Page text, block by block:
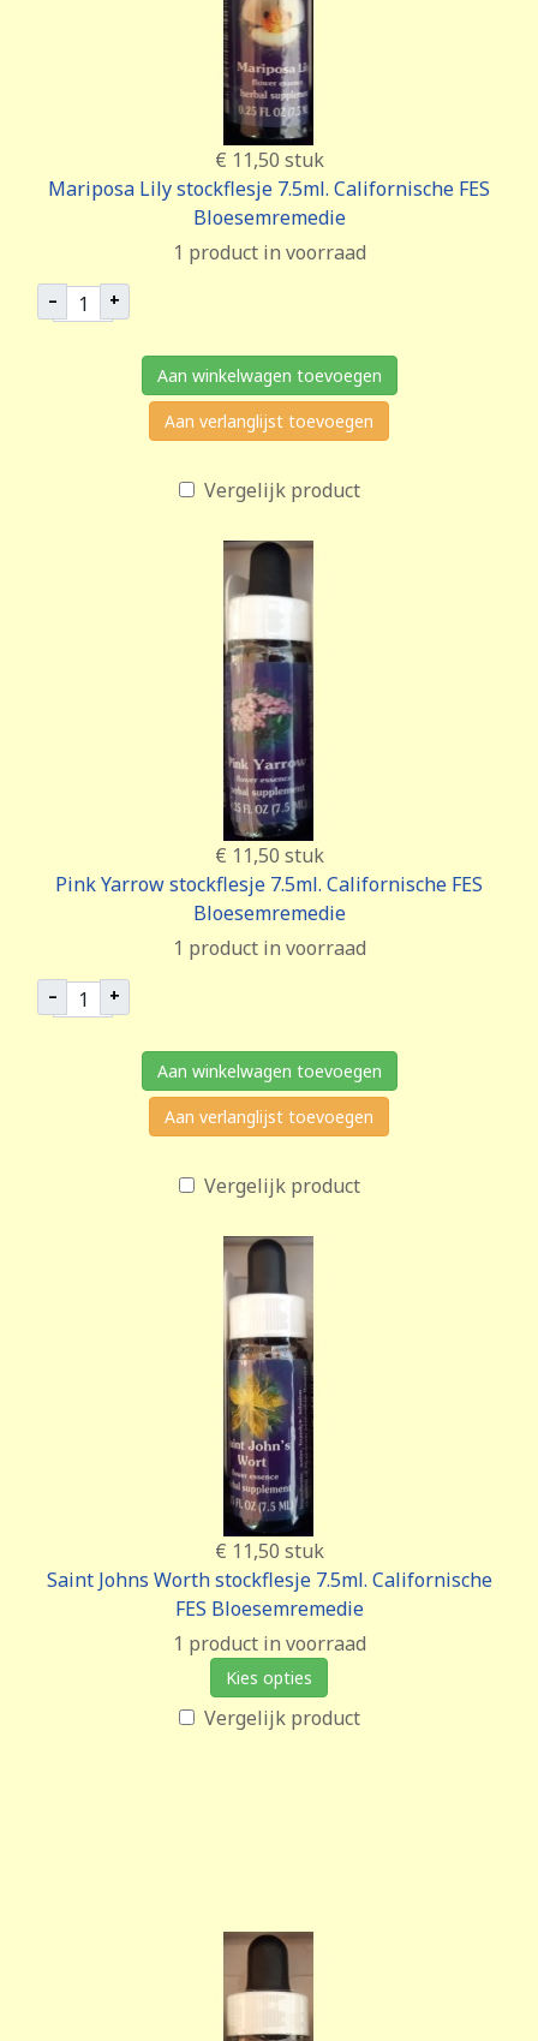
€ 11,50 stuk
Mariposa Lily stockflesje 7.5ml. Californische FES
Bloesemremedie
1 product in voorraad
– +
Aan winkelwagen toevoegen
Aan verlanglijst toevoegen
Vergelijk product
€ 11,50 stuk
Pink Yarrow stockflesje 7.5ml. Californische FES
Bloesemremedie
1 product in voorraad
– +
Aan winkelwagen toevoegen
Aan verlanglijst toevoegen
Vergelijk product
€ 11,50 stuk
Saint Johns Worth stockflesje 7.5ml. Californische
FES Bloesemremedie
1 product in voorraad
Kies opties
Vergelijk product